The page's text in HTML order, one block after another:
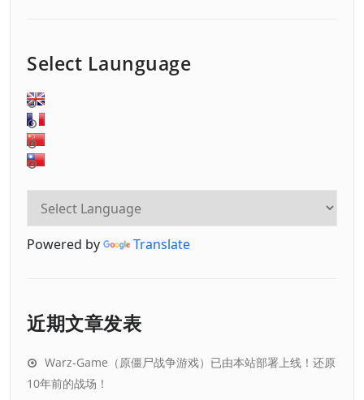
Select Launguage
Powered by Translate
近期文章发表
Warz-Game（原僵尸战争游戏）已由本站部署上线！还原
10年前的战场！